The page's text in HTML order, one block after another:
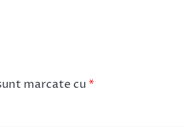
marcate cu *